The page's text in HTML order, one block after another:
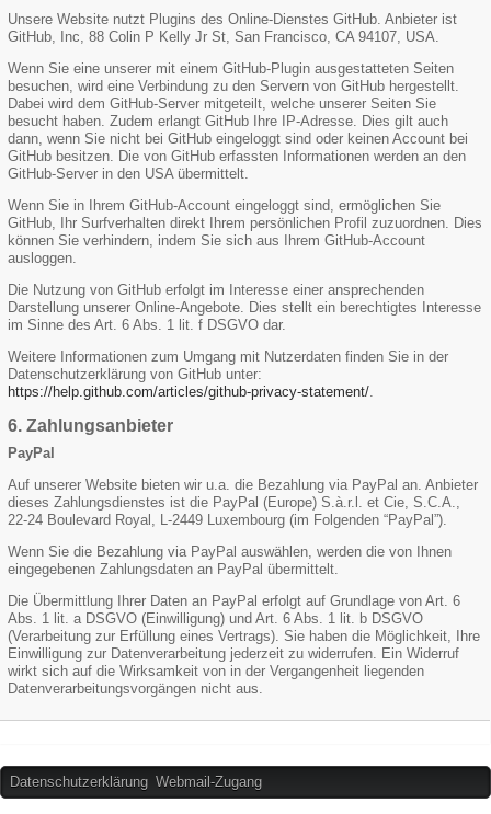
Unsere Website nutzt Plugins des Online-Dienstes GitHub. Anbieter ist
GitHub, Inc, 88 Colin P Kelly Jr St, San Francisco, CA 94107, USA.
Wenn Sie eine unserer mit einem GitHub-Plugin ausgestatteten Seiten
besuchen, wird eine Verbindung zu den Servern von GitHub hergestellt.
Dabei wird dem GitHub-Server mitgeteilt, welche unserer Seiten Sie
besucht haben. Zudem erlangt GitHub Ihre IP-Adresse. Dies gilt auch
dann, wenn Sie nicht bei GitHub eingeloggt sind oder keinen Account bei
GitHub besitzen. Die von GitHub erfassten Informationen werden an den
GitHub-Server in den USA übermittelt.
Wenn Sie in Ihrem GitHub-Account eingeloggt sind, ermöglichen Sie
GitHub, Ihr Surfverhalten direkt Ihrem persönlichen Profil zuzuordnen. Dies
können Sie verhindern, indem Sie sich aus Ihrem GitHub-Account
ausloggen.
Die Nutzung von GitHub erfolgt im Interesse einer ansprechenden
Darstellung unserer Online-Angebote. Dies stellt ein berechtigtes Interesse
im Sinne des Art. 6 Abs. 1 lit. f DSGVO dar.
Weitere Informationen zum Umgang mit Nutzerdaten finden Sie in der
Datenschutzerklärung von GitHub unter:
https://help.github.com/articles/github-privacy-statement/
6. Zahlungsanbieter
PayPal
Auf unserer Website bieten wir u.a. die Bezahlung via PayPal an. Anbieter
dieses Zahlungsdienstes ist die PayPal (Europe) S.à.r.l. et Cie, S.C.A.,
22-24 Boulevard Royal, L-2449 Luxembourg (im Folgenden “PayPal”).
Wenn Sie die Bezahlung via PayPal auswählen, werden die von Ihnen
eingegebenen Zahlungsdaten an PayPal übermittelt.
Die Übermittlung Ihrer Daten an PayPal erfolgt auf Grundlage von Art. 6
Abs. 1 lit. a DSGVO (Einwilligung) und Art. 6 Abs. 1 lit. b DSGVO
(Verarbeitung zur Erfüllung eines Vertrags). Sie haben die Möglichkeit, Ihre
Einwilligung zur Datenverarbeitung jederzeit zu widerrufen. Ein Widerruf
wirkt sich auf die Wirksamkeit von in der Vergangenheit liegenden
Datenverarbeitungsvorgängen nicht aus.
Datenschutzerklärung Webmail-Zugang